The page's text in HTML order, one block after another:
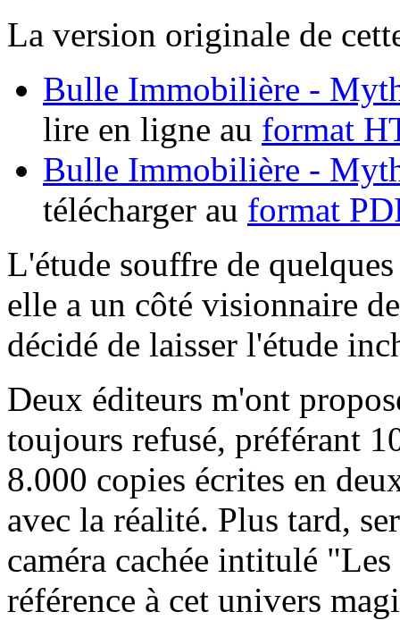
La version originale de
Bulle Immobilière -
lire en ligne au format
Bulle Immobilière -
télécharger au format
L'étude souffre de
elle a un côté visionnaire
décidé de laisser l'étude
Deux éditeurs m'ont
toujours refusé, préférant
8.000 copies écrites en
avec la réalité. Plus tard,
caméra cachée intitulé
référence à cet univers